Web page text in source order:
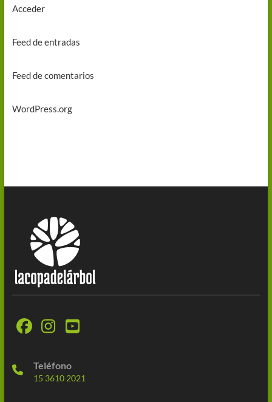
Acceder
Feed de entradas
Feed de comentarios
WordPress.org
Teléfono
15 3610 2021